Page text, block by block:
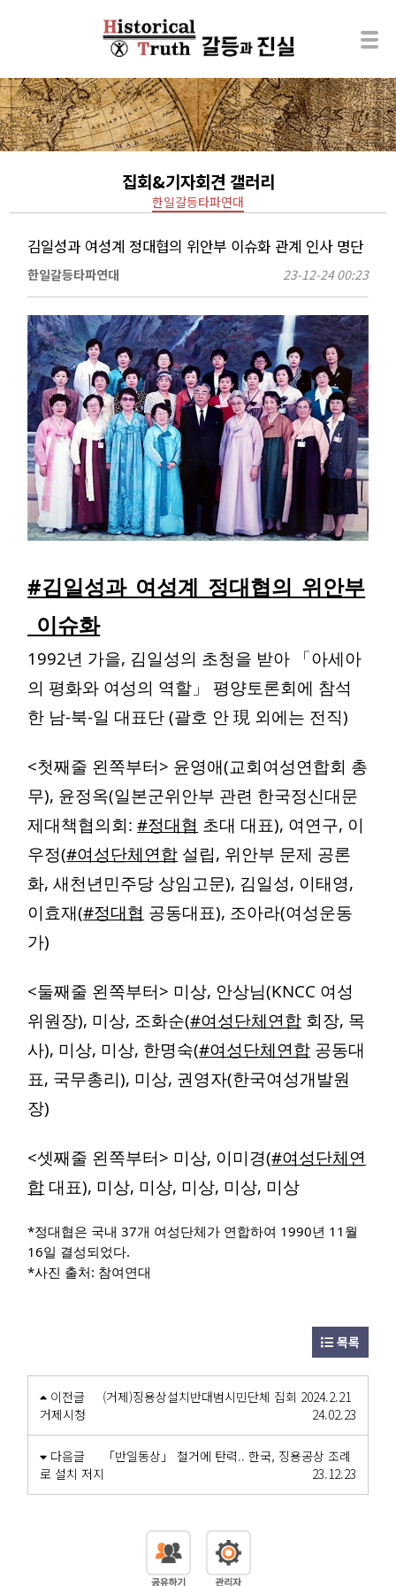
집회&기자회견 갤러리
한일갈등타파연대
김일성과 여성계 정대협의 위안부 이슈화 관계 인사 명단
한일갈등타파연대 23-12-24 00:23
#김일성과_여성계_정대협의_위안부
_이슈화
1992년 가을, 김일성의 초청을 받아 「아세아
의 평화와 여성의 역할」 평양토론회에 참석
한 남-북-일 대표단 (괄호 안 現 외에는 전직)
<첫째줄 왼쪽부터> 윤영애(교회여성연합회 총
무), 윤정옥(일본군위안부 관련 한국정신대문
제대책협의회:#정대협 초대 대표), 여연구, 이
우정(#여성단체연합 설립, 위안부 문제 공론
화, 새천년민주당 상임고문), 김일성, 이태영,
이효재(#정대협 공동대표), 조아라(여성운동
가)
<둘째줄 왼쪽부터> 미상, 안상님(KNCC 여성
위원장), 미상, 조화순(#여성단체연합 회장, 목
사), 미상, 미상, 한명숙(#여성단체연합 공동대
표, 국무총리), 미상, 권영자(한국여성개발원
장)
<셋째줄 왼쪽부터> 미상, 이미경(#여성단체연
합 대표), 미상, 미상, 미상, 미상, 미상
*정대협은 국내 37개 여성단체가 연합하여 1990년 11월
16일 결성되었다.
*사진 출처: 참여연대
목록
이전글
(거제)징용상설치반대범시민단체 집회 2024.2.21
거제시청
24.02.23
다음글
「반일동상」 철거에 탄력.. 한국, 징용공상 조례
로 설치 저지
23.12.23